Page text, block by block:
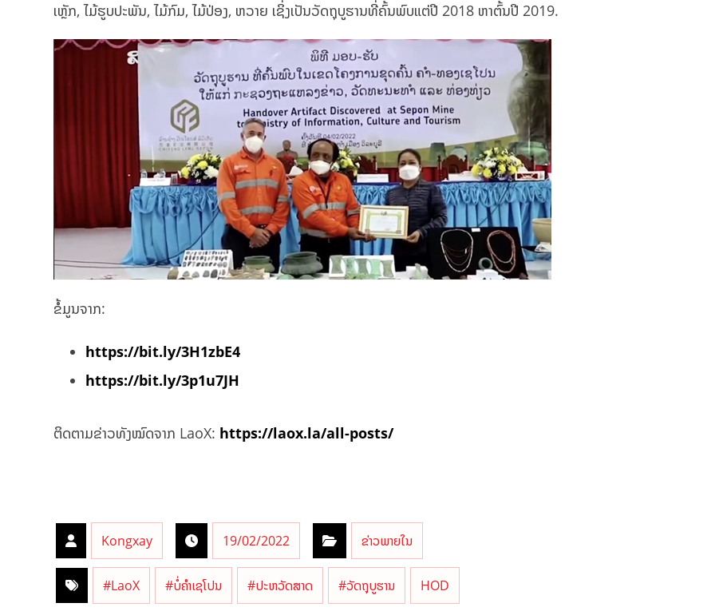
ເຫຼັກ, ໄມ້ຮູບປະພັນ, ໄມ້ກົມ, ໄມ້ປ່ອງ, ຫວາຍ ເຊິ່ງເປັນວັດຖຸບູຮານທີ່ຄົ້ນພົບແຕ່ປີ 2018 ຫາຕົ້ນປີ 2019.
ຂໍ້ມູນຈາກ:
https://bit.ly/3H1zbE4
https://bit.ly/3p1u7JH
ຕິດຕາມຂ່າວທັງໝົດຈາກ LaoX: https://laox.la/all-posts/
Kongxay 19/02/2022 ຂ່າວພາຍໃນ
#LaoX #ບໍ່ຄຳເຊໂປນ #ປະຫວັດສາດ #ວັດຖຸບູຮານ HOD